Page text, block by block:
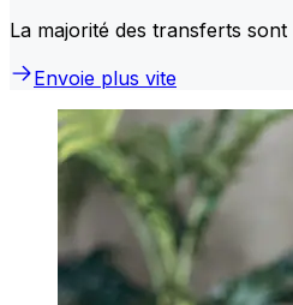
La majorité des transferts sont
Envoie plus vite